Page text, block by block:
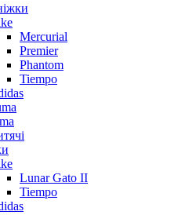
Mercurial
Premier
Phantom
Tiempo
Lunar Gato II
Tiempo